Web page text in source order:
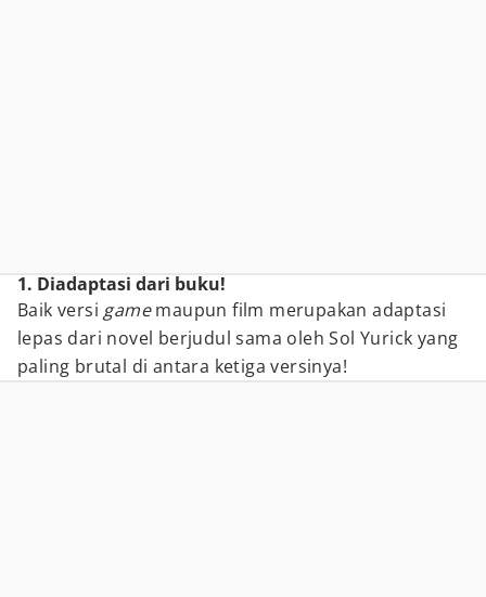
1. Diadaptasi dari buku!
Baik versi gamemaupun film merupakan adaptasi
lepas dari novel berjudul sama oleh Sol Yurick yang
paling brutal di antara ketiga versinya!